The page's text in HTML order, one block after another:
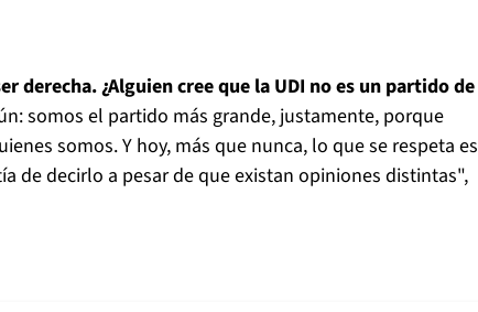
derecha. ¿Alguien cree que la UDI no es un partido de
somos el partido más grande, justamente, porque
somos. Y hoy, más que nunca, lo que se respeta es
de decirlo a pesar de que existan opiniones distintas",